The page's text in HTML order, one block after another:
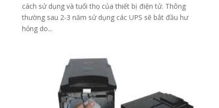
cách sử dụng và tuổi thọ của thiết bị điện tử. Thông
thường sau 2-3 năm sử dụng các UPS sẽ bắt đầu hư
hỏng do...